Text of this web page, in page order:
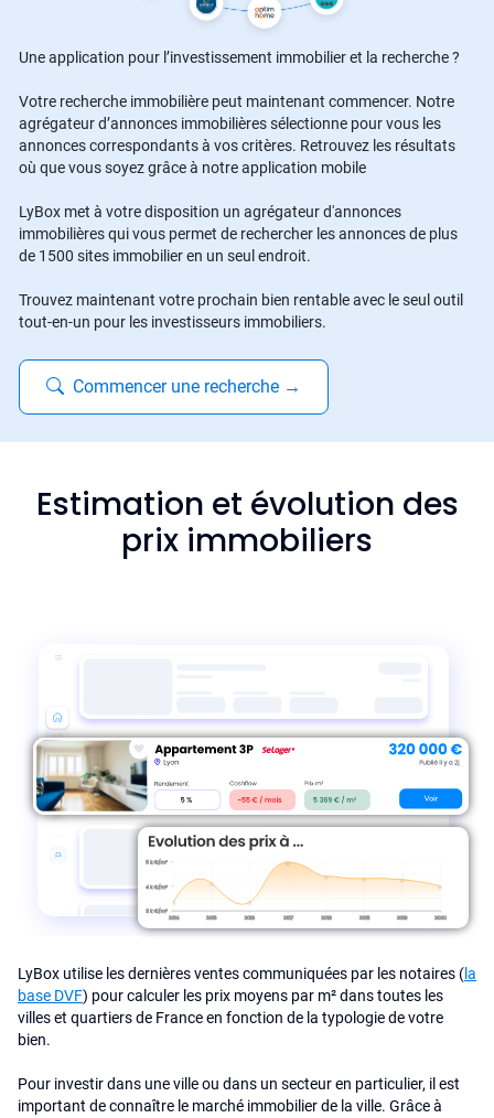
Une application pour l’investissement immobilier et la recherche ?
Votre recherche immobilière peut maintenant commencer. Notre
agrégateur d’annonces immobilières sélectionne pour vous les
annonces correspondants à vos critères. Retrouvez les résultats
où que vous soyez grâce à notre application mobile
LyBox met à votre disposition un agrégateur d'annonces
immobilières qui vous permet de rechercher les annonces de plus
de 1500 sites immobilier en un seul endroit.
Trouvez maintenant votre prochain bien rentable avec le seul outil
tout-en-un pour les investisseurs immobiliers.
Commencer une recherche →
Estimation et évolution des
prix immobiliers
LyBox utilise les dernières ventes communiquées par les notaires (la
base DVF) pour calculer les prix moyens par m² dans toutes les
villes et quartiers de France en fonction de la typologie de votre
bien.
Pour investir dans une ville ou dans un secteur en particulier, il est
important de connaître le marché immobilier de la ville. Grâce à